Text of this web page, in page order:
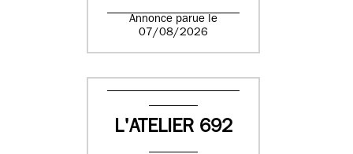
Annonce parue le
07/08/2026
L'ATELIER 692